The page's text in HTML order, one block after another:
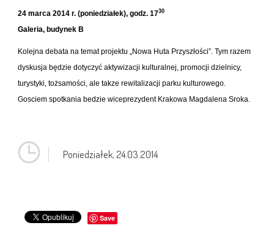
24 marca 2014 r. (poniedziałek), godz. 1730
Galeria, budynek B
Kolejna debata na temat projektu „Nowa Huta Przyszłości”. Tym razem
dyskusja będzie dotyczyć aktywizacji kulturalnej, promocji dzielnicy,
turystyki, tożsamości, ale takze rewitalizacji parku kulturowego.
Gosciem spotkania bedzie wiceprezydent Krakowa Magdalena Sroka.
Poniedziałek,24.03.2014
Save